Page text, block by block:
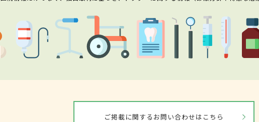
ご掲載に関するお問い合わせはこちら